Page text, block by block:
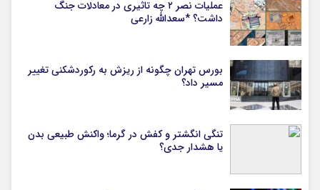
عملیات نصر ۲ چه تاثیری در معادلات جنگ
داشت؟ *سعدالله زارعی
بورس تهران چگونه از ریزش به رکوردشکنی تغییر
مسیر داد؟
تنگی انگشتر و کفش در گرما؛ واکنش طبیعی بدن
یا هشدار جدی؟